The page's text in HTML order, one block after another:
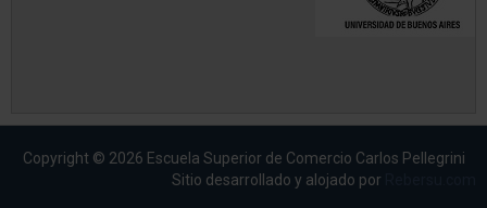
Copyright © 2026 Escuela Superior de Comercio Carlos Pellegrini
Sitio desarrollado y alojado por